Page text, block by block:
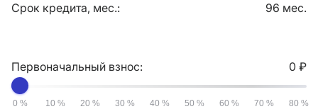
Срок кредита, мес.: 96 мес.
Первоначальный взнос: 0 ₽
0 % 10 % 20 % 30 % 40 % 50 % 60 % 70 % 80 %